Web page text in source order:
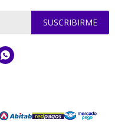
SUSCRIBIRME
